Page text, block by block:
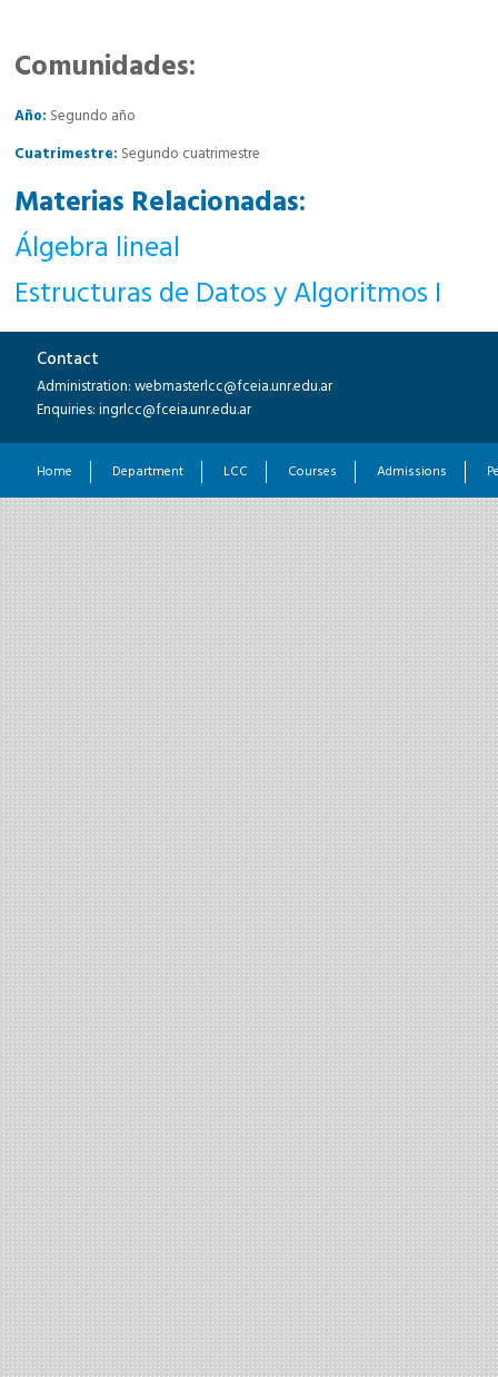
Comunidades:
Año: Segundo año
Cuatrimestre: Segundo cuatrimestre
Materias Relacionadas:
Álgebra lineal
Estructuras de Datos y Algoritmos I
Contact
Administration: webmasterlcc@fceia.unr.edu.ar
Enquiries: ingrlcc@fceia.unr.edu.ar
Home Department LCC Courses Admissions